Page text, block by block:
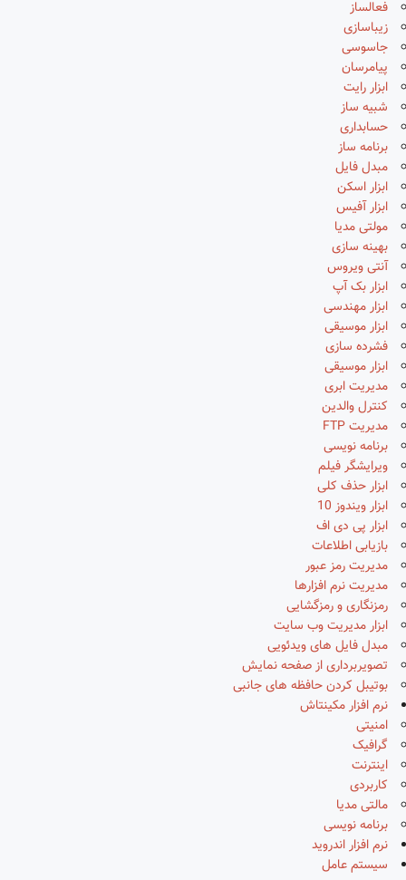
فعالساز
زیباسازی
جاسوسی
پیامرسان
ابزار رایت
شبیه ساز
حسابداری
برنامه ساز
مبدل فایل
ابزار اسکن
ابزار آفیس
مولتی مدیا
بهینه سازی
آنتی ویروس
ابزار بک آپ
ابزار مهندسی
ابزار موسیقی
فشرده سازی
ابزار موسیقی
مدیریت ابری
کنترل والدین
مدیریت FTP
برنامه نویسی
ویرایشگر فیلم
ابزار حذف کلی
ابزار ویندوز 10
ابزار پی دی اف
بازیابی اطلاعات
مدیریت رمز عبور
مدیریت نرم افزارها
رمزنگاری و رمزگشایی
ابزار مدیریت وب سایت
مبدل فایل های ویدئویی
تصویربرداری از صفحه نمایش
بوتیبل کردن حافظه های جانبی
نرم افزار مکینتاش
امنیتی
گرافیک
اینترنت
کاربردی
مالتی مدیا
برنامه نویسی
نرم افزار اندروید
سیستم عامل